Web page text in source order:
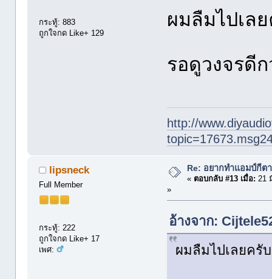
กระทู้: 883
ถูกใจกด Like+ 129
ผมลืมไปเล
รอดูวงจรดี
http://
lipsneck
Full Member
กระทู้: 222
ถูกใจกด Like+ 17
เพศ:
Re: อยากทำแอมป์กีต
« ตอบกลับ #13 เมื่อ: 21
»
อ้างจาก:
ผมลืมไปเลยครั